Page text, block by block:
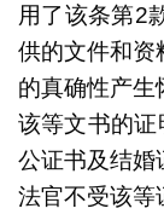
用了该条第2
供的文件和资
的真确性产生
该等文书的证
公证书及结婚
法官不受该等